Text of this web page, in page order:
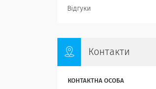
Відгуки
Контакти